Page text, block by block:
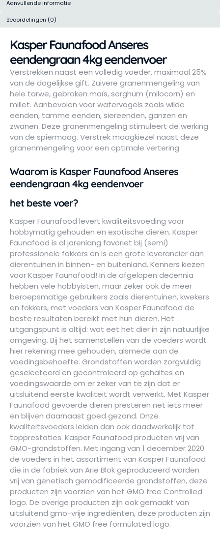
Aanvullende informatie
Beoordelingen (0)
Kasper Faunafood Anseres
eendengraan 4kg eendenvoer
Verstrekken naast een volledig voeder, maximaal 25%
van de dagelijkse gift. Zuivere granenmengeling van
hele tarwe, gebroken maïs, sorghum (milocorn) en
millet. Aanbevolen voor watervogels zoals wilde
eenden, tamme eenden, siereenden, ganzen en
zwanen. Deze granenmengeling stimuleert de werking
van de spiermaag. Verstrek maagkiezel naast deze
granenmengeling voor een optimale vertering
Waarom is Kasper Faunafood Anseres
eendengraan 4kg eendenvoer
het beste voer?
Kasper Faunafood levert kwaliteitsvoeding voor
hobbymatig gehouden en exotische dieren. Kasper
Faunafood is al jarenlang favoriet bij (semi)
professionele fokkers en is een grote leverancier aan
dierentuinen in binnen- en buitenland. Kenners kiezen
voor Kasper Faunafood! In de afgelopen decennia
hebben vele hobbyisten, maar zeker ook de meer
beroepsmatige gebruikers zoals dierentuinen, kwekers
en fokkers, met voeders van Kasper Faunafood de
beste resultaten bereikt met hun dieren. Het
uitgangspunt is altijd: wat eet het dier in zijn natuurlijke
omgeving. Bij het samenstellen van de voeders wordt
hier rekening mee gehouden, alsmede aan de
voedingsbehoefte. Grondstoffen worden zorgvuldig
geselecteerd en gecontroleerd op gehaltes en
voedingswaarde om er zeker van te zijn dat er
uitsluitend eerste kwaliteit wordt verwerkt. Met Kasper
Faunafood gevoerde dieren presteren net iets meer
en blijven daarnaast goed gezond. Onze
kwaliteitsvoeders leiden dan ook daad­werkelijk tot
topprestaties. Kasper Faunafood producten vrij van
GMO-grondstoffen. Met ingang van 1 december 2020
de voeders in het assortiment van Kasper Faunafood
die in de fabriek van Arie Blok geproduceerd worden
vrij van genetisch gemodificeerde grondstoffen, deze
producten zijn voorzien van het GMO free Controlled
logo. De overige producten zijn ook gemaakt van
uitsluitend gmo-vrije ingrediënten, deze producten zijn
voorzien van het GMO free formulated logo.